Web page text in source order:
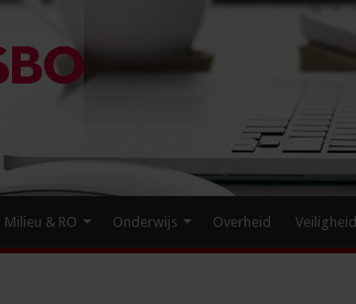
Milieu & RO Onderwijs Overheid Veiligheid